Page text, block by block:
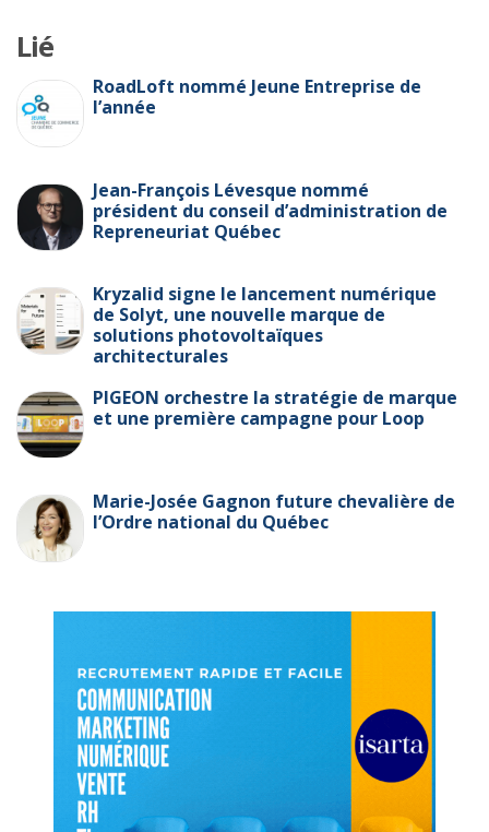
Lié
RoadLoft nommé Jeune Entreprise de
l’année
Jean-François Lévesque nommé
président du conseil d’administration de
Repreneuriat Québec
Kryzalid signe le lancement numérique
de Solyt, une nouvelle marque de
solutions photovoltaïques
architecturales
PIGEON orchestre la stratégie de marque
et une première campagne pour Loop
Marie-Josée Gagnon future chevalière de
l’Ordre national du Québec